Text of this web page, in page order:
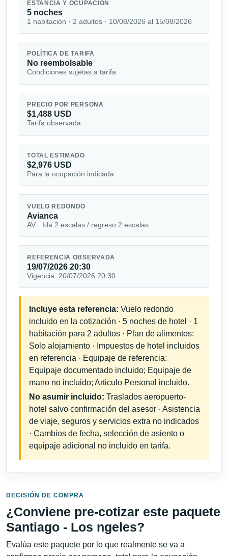
ESTANCIA Y OCUPACIÓN
5 noches
1 habitación · 2 adultos · 10/08/2026 al 15/08/2026
POLÍTICA DE TARIFA
No reembolsable
Condiciones sujetas a tarifa
PRECIO POR PERSONA
$1,488 USD
Tarifa observada
TOTAL ESTIMADO
$2,976 USD
Para la ocupación indicada
VUELO REDONDO
Avianca
AV · Ida 2 escalas / regreso 2 escalas
REFERENCIA OBSERVADA
19/07/2026 20:30
Vigencia: 20/07/2026 20:30
Incluye esta referencia: Vuelo redondo
incluido en la cotización · 5 noches de hotel · 1
habitación para 2 adultos · Plan de alimentos:
Solo alojamiento · Impuestos de hotel incluidos
en referencia · Equipaje de referencia:
Equipaje documentado incluido; Equipaje de
mano no incluido; Articulo Personal incluido.
No asumir incluido: Traslados aeropuerto-
hotel salvo confirmación del asesor · Asistencia
de viaje, seguros y servicios extra no indicados
· Cambios de fecha, selección de asiento o
equipaje adicional no incluido en tarifa.
DECISIÓN DE COMPRA
¿Conviene pre-cotizar este paquete
Santiago - Los ngeles?
Evalúa este paquete por lo que realmente se va a